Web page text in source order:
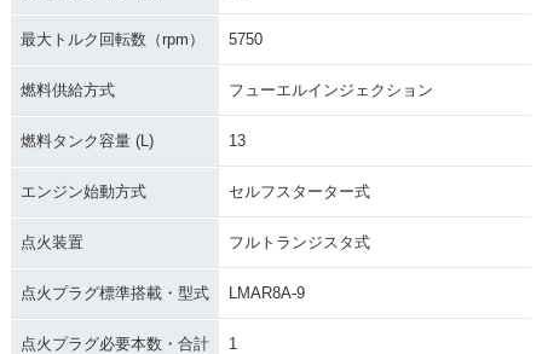
最大トルク回転数（rpm） 5750
燃料供給方式 フューエルインジェクション
燃料タンク容量 (L) 13
エンジン始動方式 セルフスターター式
点火装置 フルトランジスタ式
点火プラグ標準搭載・型式 LMAR8A-9
点火プラグ必要本数・合計 1